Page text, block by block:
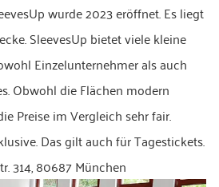
wurde 2023 eröffnet. Es liegt
SleevesUp bietet viele kleine
Einzelunternehmer als auch
Obwohl die Flächen modern
Preise im Vergleich sehr fair.
Das gilt auch für Tagestickets.
314, 80687 München